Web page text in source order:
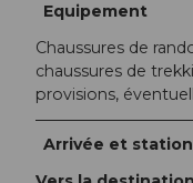
Equipement
Chaussures de
chaussures de
provisions,
Arrivée et